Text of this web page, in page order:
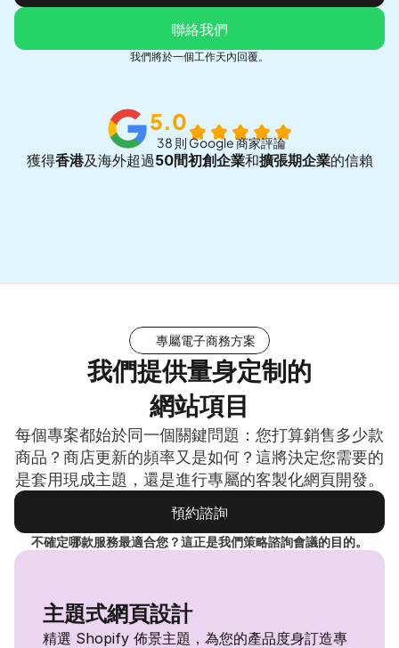
聯絡我們
聯絡我們
我們將於一個工作天內回覆。
5.0
38 則 Google 商家評論
獲得香港及海外超過50間初創企業和擴張期企業的信賴
專屬電子商務方案
我們提供量身定制的
網站項目
每個專案都始於同一個關鍵問題：您打算銷售多少款
商品？商店更新的頻率又是如何？這將決定您需要的
是套用現成主題，還是進行專屬的客製化網頁開發。
預約諮詢
預約諮詢
不確定哪款服務最適合您？這正是我們策略諮詢會議的目的。
主題式網頁設計
精選 Shopify 佈景主題，為您的產品度身訂造專